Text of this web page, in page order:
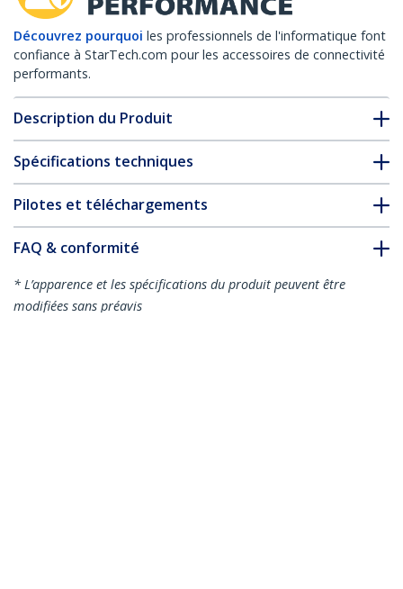
Découvrez pourquoi les professionnels de l'informatique font
confiance à StarTech.com pour les accessoires de connectivité
performants.
Description du Produit
Spécifications techniques
Pilotes et téléchargements
FAQ & conformité
* L’apparence et les spécifications du produit peuvent être
modifiées sans préavis